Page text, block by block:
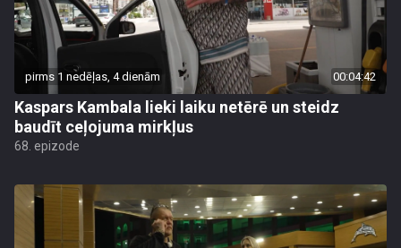
pirms 1 nedēļas, 4 dienām 00:04:42
Kaspars Kambala lieki laiku netērē un steidz
baudīt ceļojuma mirkļus
68. epizode